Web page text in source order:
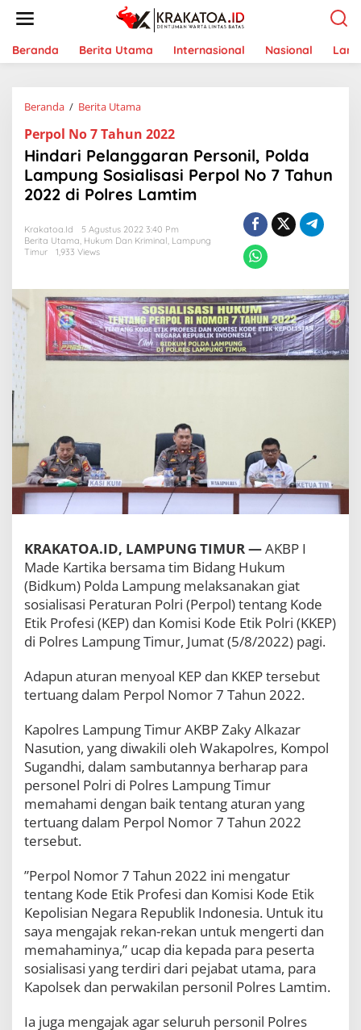
t
Beranda Berita Utama Internasional Nasional
Beranda / Berita Utama
n
d
a
r
e
l
g
a
r
a
n
,
P
o
d
a
L
a
m
u
n
S
s
a
l
s
a
s
i
P
p
o
l
N
o
7
T
a
h
n
Perpol No 7 Tahun 2022
Hindari Pelanggaran Personil, Polda
Lampung Sosialisasi Perpol No 7 Tahun
2022 di Polres Lamtim
Krakatoa.id
5 Agustus 2022 3:40 Pm
Berita Utama, Hukum Dan Kriminal, Lampung
Timur
1,933 Views
KRAKATOA.ID, LAMPUNG TIMUR —AKBP I
Made Kartika bersama tim Bidang Hukum
(Bidkum) Polda Lampung melaksanakan giat
sosialisasi Peraturan Polri (Perpol) tentang Kode
Etik Profesi (KEP) dan Komisi Kode Etik Polri (KKEP)
di Polres Lampung Timur, Jumat (5/8/2022) pagi.
Adapun aturan menyoal KEP dan KKEP tersebut
tertuang dalam Perpol Nomor 7 Tahun 2022.
Kapolres Lampung Timur AKBP Zaky Alkazar
Nasution, yang diwakili oleh Wakapolres, Kompol
Sugandhi, dalam sambutannya berharap para
personel Polri di Polres Lampung Timur
memahami dengan baik tentang aturan yang
tertuang dalam Perpol Nomor 7 Tahun 2022
tersebut.
”Perpol Nomor 7 Tahun 2022 ini mengatur
tentang Kode Etik Profesi dan Komisi Kode Etik
Kepolisian Negara Republik Indonesia. Untuk itu
saya mengajak rekan-rekan untuk mengerti dan
memahaminya,” ucap dia kepada para peserta
sosialisasi yang terdiri dari pejabat utama, para
Kapolsek dan perwakilan personil Polres Lamtim.
Ia juga mengajak agar seluruh personil Polres